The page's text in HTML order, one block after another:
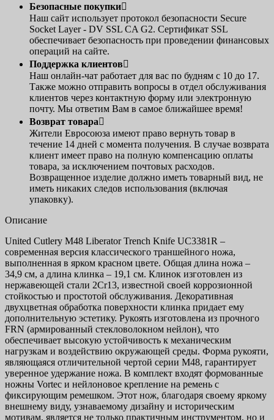
Безопасные покупки
Наш сайт использует протокол безопасности Secure
Socket Layer - DV SSL CA G2. Сертификат SSL
обеспечивает безопасность при проведении финансовых
операций на сайте.
Поддержка клиентов
Наш онлайн-чат работает для вас по будням с 10 до 17.
Также можно отправить вопросы в отдел обслуживания
клиентов через контактную форму или электронную
почту. Мы ответим Вам в самое ближайшее время!
Возврат товара
Жители Евросоюза имеют право вернуть товар в
течение 14 дней с момента получения. В случае возврата
клиент имеет право на полную компенсацию оплаты
товара, за исключением почтовых расходов.
Возвращенное изделие должно иметь товарный вид, не
иметь никаких следов использования (включая
упаковку).
Описание
United Cutlery M48 Liberator Trench Knife UC3381R –
современная версия классического траншейного ножа,
выполненная в ярком красном цвете. Общая длина ножа –
34,9 см, а длина клинка – 19,1 см. Клинок изготовлен из
нержавеющей стали 2Cr13, известной своей коррозионной
стойкостью и простотой обслуживания. Декоративная
двухцветная обработка поверхности клинка придает ему
дополнительную эстетику. Рукоять изготовлена из прочного
FRN (армированный стекловолокном нейлон), что
обеспечивает высокую устойчивость к механическим
нагрузкам и воздействию окружающей среды. Форма рукояти,
являющаяся отличительной чертой серии M48, гарантирует
уверенное удержание ножа. В комплект входят формованные
ножны Vortec и нейлоновое крепление на ремень с
фиксирующим ремешком. Этот нож, благодаря своему яркому
внешнему виду, узнаваемому дизайну и историческим
мотивам, является не только практичным инструментом, но и